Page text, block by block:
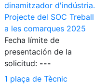
dinamitzador d'indústria.
Projecte del SOC Treball
a les comarques 2025
Fecha límite de
presentación de la
solicitud: ---
1 plaça de Tècnic